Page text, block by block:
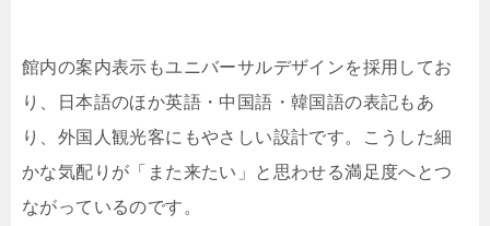
館内の案内表示もユニバーサルデザインを採用してお
り、日本語のほか英語・中国語・韓国語の表記もあ
り、外国人観光客にもやさしい設計です。こうした細
かな気配りが「また来たい」と思わせる満足度へとつ
ながっているのです。